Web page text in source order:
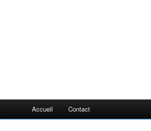
Accueil Contact